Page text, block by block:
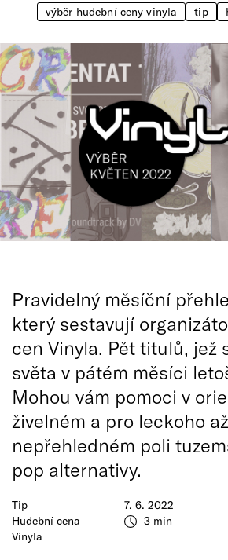
Vše o ČTvýběr hudební ceny vinyla tip
Tip
Hudební cena
Vinyla
7. 6. 2022
3 min
Pravidelný měsíční
který sestavují
cen Vinyla. Pět titulů, jež
světa v pátém měsíci
Mohou vám pomoci v
živelném a pro leckoho až
nepřehledném poli
pop alternativy.